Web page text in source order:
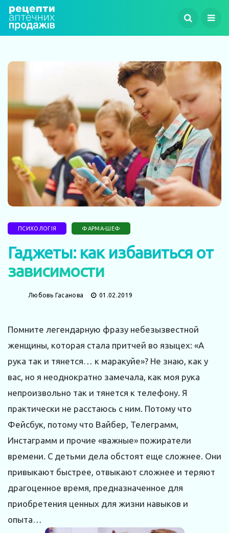
ПСИХОЛОГІЯ ФАРМА-ШЕФ
Гаджеты: как избавиться от
зависимости
Любовь Гасанова 01.02.2019
Помните легендарную фразу небезызвестной
женщины, которая стала притчей во языцех: «А
рука так и тянется… к маракуйе»? Не знаю, как у
вас, но я неоднократно замечала, как моя рука
непроизвольно так и тянется к телефону. Я
практически не расстаюсь с ним. Потому что
Фейсбук, потому что Вайбер, Телеграмм,
Инстаграмм и прочие «важные» пожиратели
времени. С детьми дела обстоят еще сложнее. Они
привыкают быстрее, отвыкают сложнее и теряют
драгоценное время, предназначенное для
приобретения ценных для жизни навыков и
опыта…